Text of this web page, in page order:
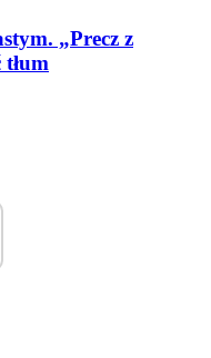
„Precz z